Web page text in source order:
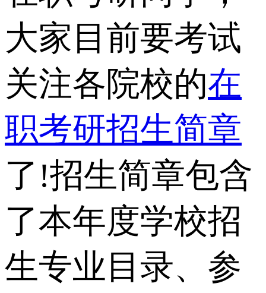
大家目前要考试
关注各院校的在
职考研招生简章
了!招生简章包含
了本年度学校招
生专业目录、参